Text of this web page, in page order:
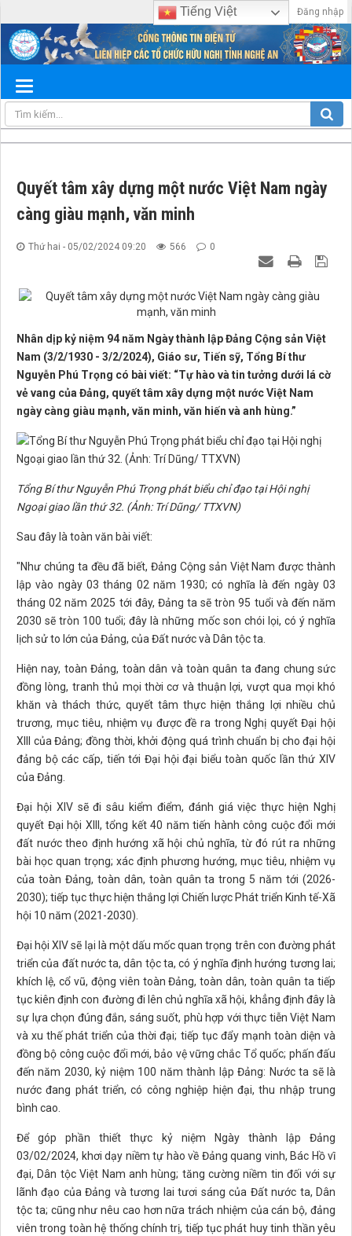
Đăng nhập
Tiếng Việt
Quyết tâm xây dựng một nước Việt Nam ngày
càng giàu mạnh, văn minh
Thứ hai - 05/02/2024 09:20 566 0
Nhân dịp kỷ niệm 94 năm Ngày thành lập Đảng Cộng sản Việt
Nam (3/2/1930 - 3/2/2024), Giáo sư, Tiến sỹ, Tổng Bí thư
Nguyễn Phú Trọng có bài viết: “Tự hào và tin tưởng dưới lá cờ
vẻ vang của Đảng, quyết tâm xây dựng một nước Việt Nam
ngày càng giàu mạnh, văn minh, văn hiến và anh hùng.”
Tổng Bí thư Nguyễn Phú Trọng phát biểu chỉ đạo tại Hội nghị
Ngoại giao lần thứ 32. (Ảnh: Trí Dũng/ TTXVN)
Sau đây là toàn văn bài viết:
"Như chúng ta đều đã biết, Đảng Cộng sản Việt Nam được thành
lập vào ngày 03 tháng 02 năm 1930; có nghĩa là đến ngày 03
tháng 02 năm 2025 tới đây, Đảng ta sẽ tròn 95 tuổi và đến năm
2030 sẽ tròn 100 tuổi; đây là những mốc son chói lọi, có ý nghĩa
lịch sử to lớn của Đảng, của Đất nước và Dân tộc ta.
Hiện nay, toàn Đảng, toàn dân và toàn quân ta đang chung sức
đồng lòng, tranh thủ mọi thời cơ và thuận lợi, vượt qua mọi khó
khăn và thách thức, quyết tâm thực hiện thắng lợi nhiều chủ
trương, mục tiêu, nhiệm vụ được đề ra trong Nghị quyết Đại hội
XIII của Đảng; đồng thời, khởi động quá trình chuẩn bị cho đại hội
đảng bộ các cấp, tiến tới Đại hội đại biểu toàn quốc lần thứ XIV
của Đảng.
Đại hội XIV sẽ đi sâu kiểm điểm, đánh giá việc thực hiện Nghị
quyết Đại hội XIII, tổng kết 40 năm tiến hành công cuộc đổi mới
đất nước theo định hướng xã hội chủ nghĩa, từ đó rút ra những
bài học quan trọng; xác định phương hướng, mục tiêu, nhiệm vụ
của toàn Đảng, toàn dân, toàn quân ta trong 5 năm tới (2026-
2030); tiếp tục thực hiện thắng lợi Chiến lược Phát triển Kinh tế-Xã
hội 10 năm (2021-2030).
Đại hội XIV sẽ lại là một dấu mốc quan trọng trên con đường phát
triển của đất nước ta, dân tộc ta, có ý nghĩa định hướng tương lai;
khích lệ, cổ vũ, động viên toàn Đảng, toàn dân, toàn quân ta tiếp
tục kiên định con đường đi lên chủ nghĩa xã hội, khẳng định đây là
sự lựa chọn đúng đắn, sáng suốt, phù hợp với thực tiễn Việt Nam
và xu thế phát triển của thời đại; tiếp tục đẩy mạnh toàn diện và
đồng bộ công cuộc đổi mới, bảo vệ vững chắc Tổ quốc; phấn đấu
đến năm 2030, kỷ niệm 100 năm thành lập Đảng: Nước ta sẽ là
nước đang phát triển, có công nghiệp hiện đại, thu nhập trung
bình cao.
Để góp phần thiết thực kỷ niệm Ngày thành lập Đảng
03/02/2024, khơi dạy niềm tự hào về Đảng quang vinh, Bác Hồ vĩ
đại, Dân tộc Việt Nam anh hùng; tăng cường niềm tin đối với sự
lãnh đạo của Đảng và tương lai tươi sáng của Đất nước ta, Dân
tộc ta; cũng như nêu cao hơn nữa trách nhiệm của cán bộ, đảng
viên trong toàn hệ thống chính trị, tiếp tục phát huy tinh thần yêu